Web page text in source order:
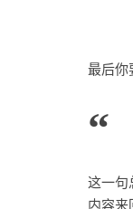
最后你
这一句
内容来